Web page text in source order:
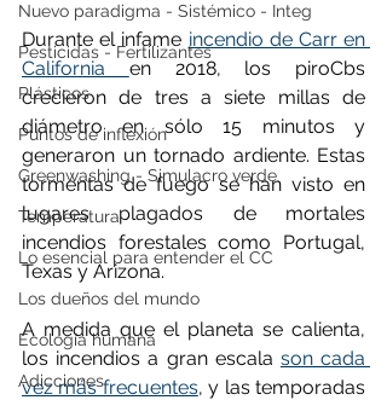
Nuevo paradigma - Sistémico - Integ
Pesticidas - Fertilizantes
Plásticos
Puntos de inflexión
Greenwashing - Simulacro verde
Temperatura
Lo esencial para entender el CC
Los dueños del mundo
Ecología humana
Adicciones
Durante el infame incendio de Carr en
California en 2018, los piroCbs
crecieron de tres a siete millas de
diámetro en sólo 15 minutos y
generaron un tornado ardiente. Estas
tormentas de fuego se han visto en
lugares plagados de mortales
incendios forestales como Portugal,
Texas y Arizona.
A medida que el planeta se calienta,
los incendios a gran escala son cada
vez más frecuentes, y las temporadas